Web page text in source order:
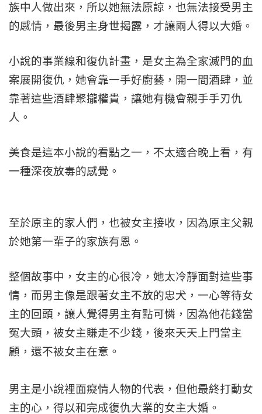
族中人做出來，所以她無法原諒，也無法接受男主
的感情，最後男主身世揭露，才讓兩人得以大婚。
小說的事業線和復仇計畫，是女主為全家滅門的血
案展開復仇，她會靠一手好廚藝，開一間酒肆，並
靠著這些酒肆聚攏權貴，讓她有機會親手手刃仇
人。
美食是這本小說的看點之一，不太適合晚上看，有
一種深夜放毒的感覺。
至於原主的家人們，也被女主接收，因為原主父親
於她第一輩子的家族有恩。
整個故事中，女主的心很冷，她太冷靜面對這些事
情，而男主像是跟著女主不放的忠犬，一心等待女
主的回頭，讓人覺得男主有點可憐，因為他花錢當
冤大頭，被女主賺走不少錢，後來天天上門當主
顧，還不被女主在意。
男主是小說裡面癡情人物的代表，但他最終打動女
主的心，得以和完成復仇大業的女主大婚。